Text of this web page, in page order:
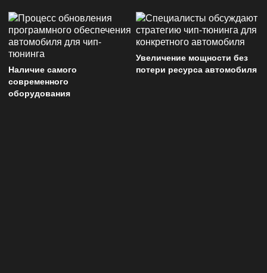
Наличие самого
современного
оборудования
Увеличение мощности без
потери ресурса автомобиля